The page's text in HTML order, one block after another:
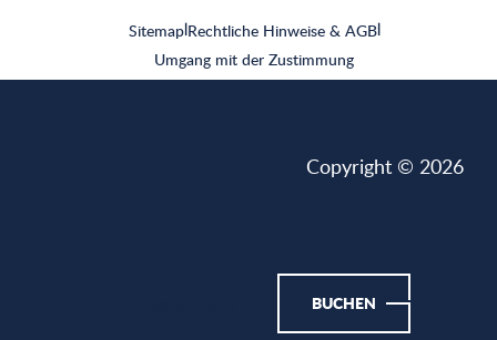
BUCHEN
Sitemap|Rechtliche Hinweise & AGB|
Umgang mit der Zustimmung
Copyright © 2026